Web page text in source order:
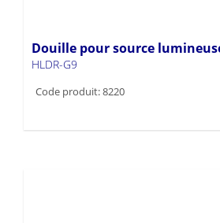
Douille pour source
HLDR-G9
Code produit: 8220